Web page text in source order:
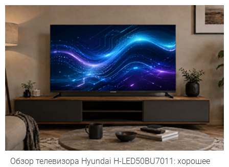
Обзор телевизора Hyundai H-LED50BU7011: хорошее